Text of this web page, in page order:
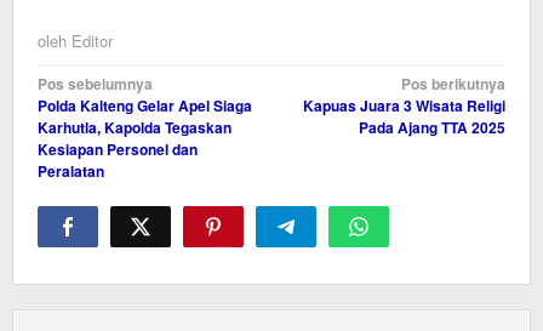
oleh Editor
Navigasi
pos
Pos sebelumnya
Polda Kalteng Gelar Apel Siaga
Karhutla, Kapolda Tegaskan
Kesiapan Personel dan
Peralatan
Pos berikutnya
Kapuas Juara 3 Wisata Religi
Pada Ajang TTA 2025